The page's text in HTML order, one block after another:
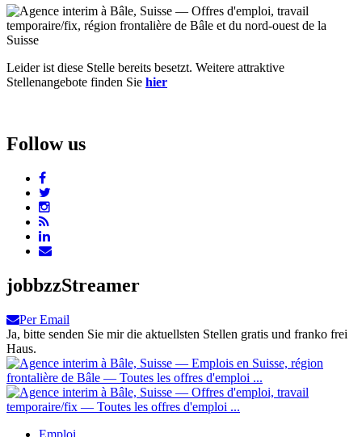
Leider ist diese Stelle bereits besetzt. Weitere attraktive
Stellenangebote finden Sie hier
Follow us
jobbzzStreamer
Per Email
Ja, bitte senden Sie mir die aktuellsten Stellen gratis und franko frei
Haus.
Emploi